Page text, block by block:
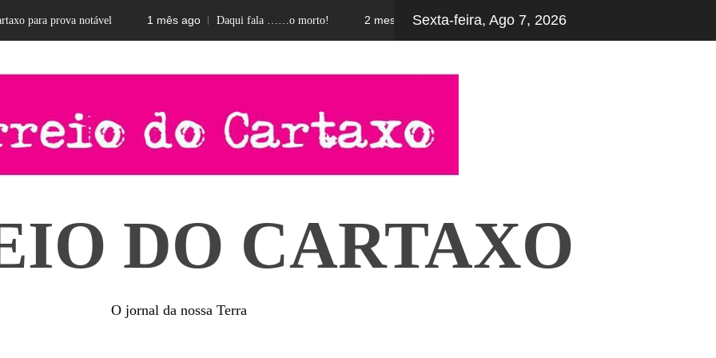
para prova notável 1 mês ago Daqui fala ……o morto! 2 meses ago Férias desportivas e culturais – 2ª fase – inscreva-se já!
Sexta-feira, Ago 7, 2026
DO CARTAXO
O jornal da nossa Terra